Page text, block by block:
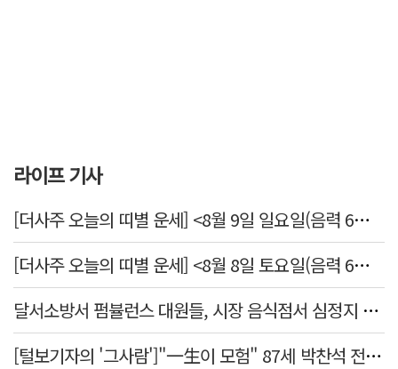
라이프 기사
[더사주 오늘의 띠별 운세] <8월 9일 일요일(음력 6월27일)>
[더사주 오늘의 띠별 운세] <8월 8일 토요일(음력 6월26일)>
달서소방서 펌뷸런스 대원들, 시장 음식점서 심정지 환자 생명 살려
[털보기자의 '그사람']"一生이 모험" 87세 박찬석 전 경북대 총장